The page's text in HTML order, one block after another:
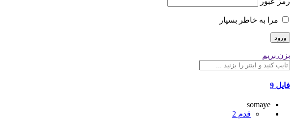
مرا به خاطر بسپار
بزن بریم
فایل 9
somaye
قدم 2